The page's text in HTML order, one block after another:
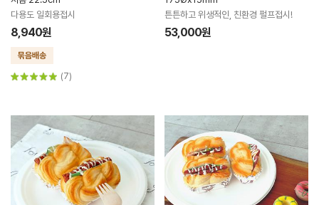
다용도 일회용접시
8,940원
(7)
튼튼하고 위생적인, 친환경 펄프접시!
53,000원